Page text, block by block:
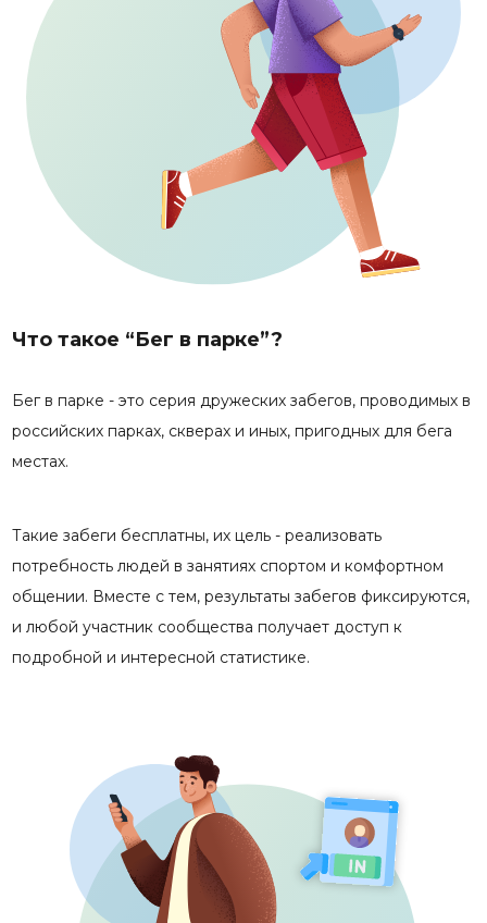
Что такое “Бег в парке”?
Бег в парке - это серия дружеских забегов, проводимых в
российских парках, скверах и иных, пригодных для бега
местах.
Такие забеги бесплатны, их цель - реализовать
потребность людей в занятиях спортом и комфортном
общении. Вместе с тем, результаты забегов фиксируются,
и любой участник сообщества получает доступ к
подробной и интересной статистике.